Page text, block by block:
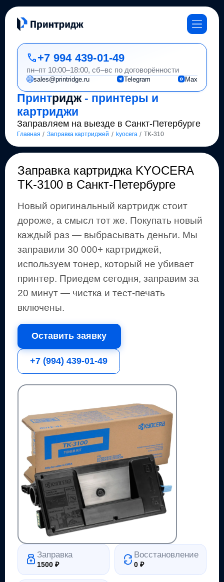
Принтридж- принтеры и
картриджи
Заправляем на выезде в Санкт-Петербурге
Главная / Заправка картриджей / kyocera / TK-310
+7 994 439-01-49
пн–пт 10:00–18:00, сб–вс по договорённости
sales@printridge.ru Telegram Max
Заправка картриджа KYOCERA
TK-3100в Санкт-Петербурге
Новый оригинальный картридж стоит
дороже, а смысл тот же. Покупать новый
каждый раз — выбрасывать деньги. Мы
заправили 30 000+ картриджей,
используем тонер, который не убивает
принтер. Приедем сегодня, заправим за
20 минут — чистка и тест-печать
включены.
Оставить заявку
+7 (994) 439-01-49
Заправка
1500₽
Восстановление
0₽